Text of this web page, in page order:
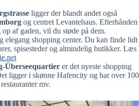
ligger der blandt andet også
og centret Levantehaus. Efterhånden
af gaden, vil du støde på dem.
elegang shopping center. Du kan finde lidt
spisesteder og almindelig butikker. Læs
Überseequartier er det nyeste shopping
ligger i skønne Hafencity og har over 100
mv.